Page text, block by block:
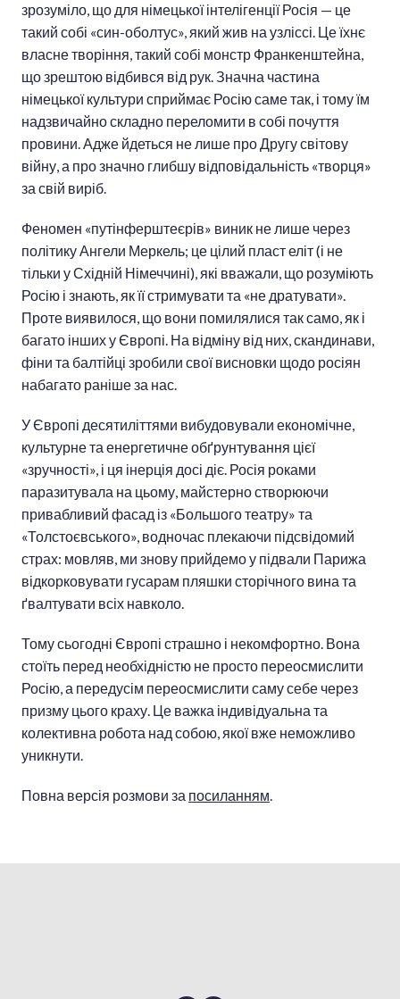
зрозуміло, що для німецької інтелігенції Росія — це
такий собі «син-оболтус», який жив на узліссі. Це їхнє
власне творіння, такий собі монстр Франкенштейна,
що зрештою відбився від рук. Значна частина
німецької культури сприймає Росію саме так, і тому їм
надзвичайно складно переломити в собі почуття
провини. Адже йдеться не лише про Другу світову
війну, а про значно глибшу відповідальність «творця»
за свій виріб.
Феномен «путінферштеєрів» виник не лише через
політику Ангели Меркель; це цілий пласт еліт (і не
тільки у Східній Німеччині), які вважали, що розуміють
Росію і знають, як її стримувати та «не дратувати».
Проте виявилося, що вони помилялися так само, як і
багато інших у Європі. На відміну від них, скандинави,
фіни та балтійці зробили свої висновки щодо росіян
набагато раніше за нас.
У Європі десятиліттями вибудовували економічне,
культурне та енергетичне обґрунтування цієї
«зручності», і ця інерція досі діє. Росія роками
паразитувала на цьому, майстерно створюючи
привабливий фасад із «Большого театру» та
«Толстоєвського», водночас плекаючи підсвідомий
страх: мовляв, ми знову прийдемо у підвали Парижа
відкорковувати гусарам пляшки сторічного вина та
ґвалтувати всіх навколо.
Тому сьогодні Європі страшно і некомфортно. Вона
стоїть перед необхідністю не просто переосмислити
Росію, а передусім переосмислити саму себе через
призму цього краху. Це важка індивідуальна та
колективна робота над собою, якої вже неможливо
уникнути.
Повна версія розмови за посиланням.